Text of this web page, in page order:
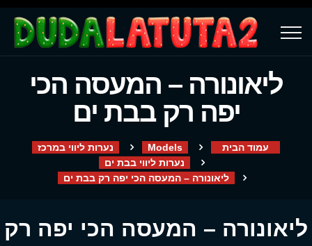
ליאונורה – המעסה הכי
יפה רק בבת ים
עמוד הבית Models
נערות ליווי במרכז
נערות ליווי בבת ים
ליאונורה – המעסה הכי יפה רק בבת ים
ליאונורה – המעסה הכי יפה רק